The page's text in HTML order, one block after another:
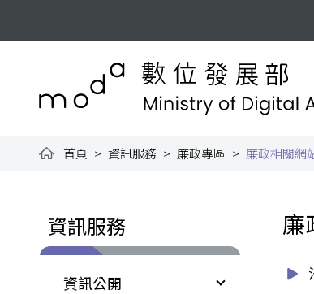
數位發展部全球資
首頁 資訊服務 廉政專區 廉政相關網
資訊服務
資訊公開
廉